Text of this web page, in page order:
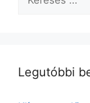
Legutóbbi